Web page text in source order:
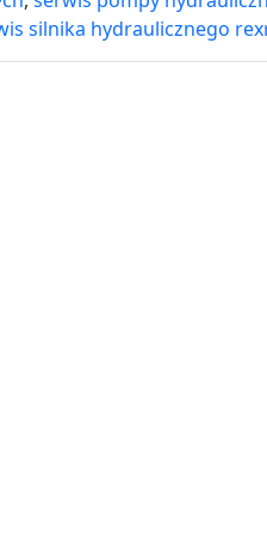
silnika hydraulicznego